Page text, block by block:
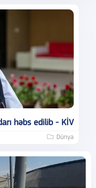
həbs edilib - KİV
Dünya